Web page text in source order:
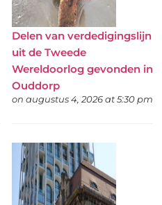
Delen van verdedigingslijn
uit de Tweede
Wereldoorlog gevonden in
Ouddorp
on augustus 4, 2026 at 5:30 pm